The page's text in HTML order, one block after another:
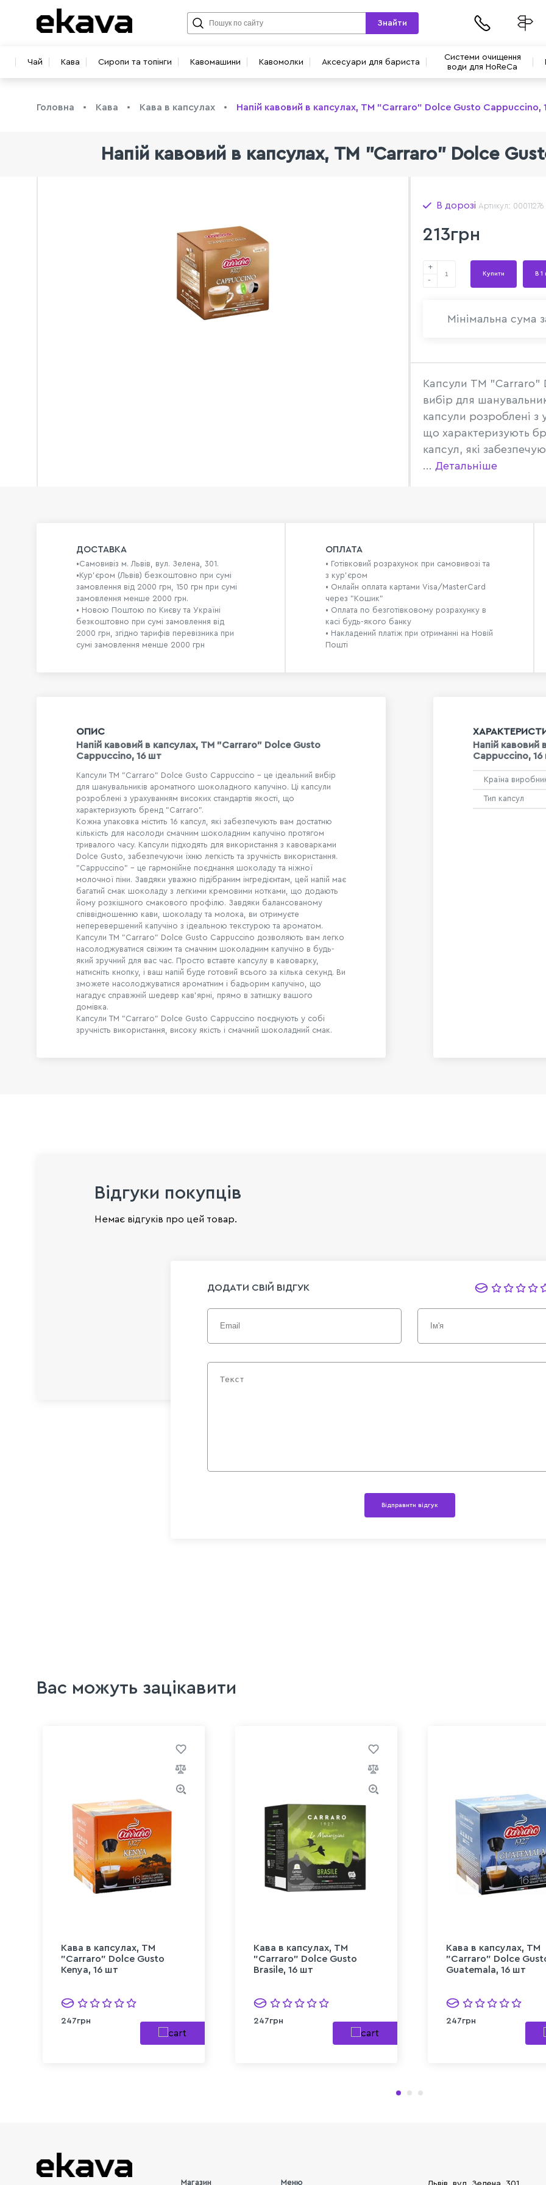
info@ekava.com.ua
Чай Кава Сиропи та топінги Кавомашини Кавомолки Аксесуари для бариста
Системи очищення
води для HoReCa
Знайти
Головна Кава Кава в капсулах Напій кавовий в капсулах, TM "Carraro" Dolce Gusto Cappuccino,
Напій кавовий в капсулах, TM "Carraro" Dolce
В дорозі Артикул: 00011276
213грн
+
-
Купити В 1
Мінімальна сума
Капсули TM "Carraro"
вибір для
капсули розроблені з
що характеризують
капсул, які
... Детальніше
ДОСТАВКА
•Самовивіз м. Львів, вул. Зелена, 301.
•Кур'єром (Львів) безкоштовно при сумі
замовлення від 2000 грн, 150 грн при сумі
замовлення менше 2000 грн.
• Новою Поштою по Києву та Україні
безкоштовно при сумі замовлення від
2000 грн, згідно тарифів перевізника при
сумі замовлення менше 2000 грн
ОПЛАТА
• Готівковий розрахунок при самовивозі та
з кур’єром
• Онлайн оплата картами Visa/MasterCard
через "Кошик"
• Оплата по безготівковому розрахунку в
касі будь-якого банку
• Накладений платіж при отриманні на Новій
Пошті
ОПИС
Напій кавовий в капсулах, TM "Carraro" Dolce Gusto
Cappuccino, 16 шт
Капсули TM "Carraro" Dolce Gusto Cappuccino - це ідеальний вибір
для шанувальників ароматного шоколадного капучіно. Ці капсули
розроблені з урахуванням високих стандартів якості, що
характеризують бренд "Carraro".
Кожна упаковка містить 16 капсул, які забезпечують вам достатню
кількість для насолоди смачним шоколадним капучіно протягом
тривалого часу. Капсули підходять для використання з кавоварками
Dolce Gusto, забезпечуючи їхню легкість та зручність використання.
"Cappuccino" - це гармонійне поєднання шоколаду та ніжної
молочної піни. Завдяки уважно підібраним інгредієнтам, цей напій має
багатий смак шоколаду з легкими кремовими нотками, що додають
йому розкішного смакового профілю. Завдяки балансованому
співвідношенню кави, шоколаду та молока, ви отримуєте
неперевершений капучіно з ідеальною текстурою та ароматом.
Капсули TM "Carraro" Dolce Gusto Cappuccino дозволяють вам легко
насолоджуватися свіжим та смачним шоколадним капучіно в будь-
який зручний для вас час. Просто вставте капсулу в кавоварку,
натисніть кнопку, і ваш напій буде готовий всього за кілька секунд. Ви
зможете насолоджуватися ароматним і бадьорим капучіно, що
нагадує справжній шедевр кав'ярні, прямо в затишку вашого
домівка.
Капсули TM "Carraro" Dolce Gusto Cappuccino поєднують у собі
зручність використання, високу якість і смачний шоколадний смак.
Напій кавовий
Cappuccino, 16
Країна
Тип капсул
Відгуки покупців
Немає відгуків про цей товар.
ДОДАТИ СВІЙ ВІДГУК
Відправити відгук
Вас можуть зацікавити
Кава в капсулах, TM
"Carraro" Dolce Gusto
Kenya, 16 шт
247грн
Кава в капсулах, TM
"Carraro" Dolce Gusto
Brasile, 16 шт
247грн
Кава в капсулах, TM
"Carraro" Dolce
Guatemala, 16 шт
247грн
Магазин Меню